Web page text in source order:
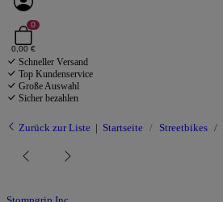
0
0,00 €
Schneller Versand
Top Kundenservice
Große Auswahl
Sicher bezahlen
Zurück zur Liste Startseite Streetbikes